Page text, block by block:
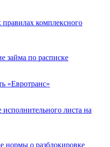
комплексного
займа по расписке
«Евротранс»
листа на
нормы о разблокировке